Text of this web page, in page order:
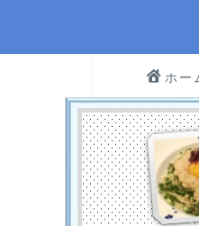
ホー